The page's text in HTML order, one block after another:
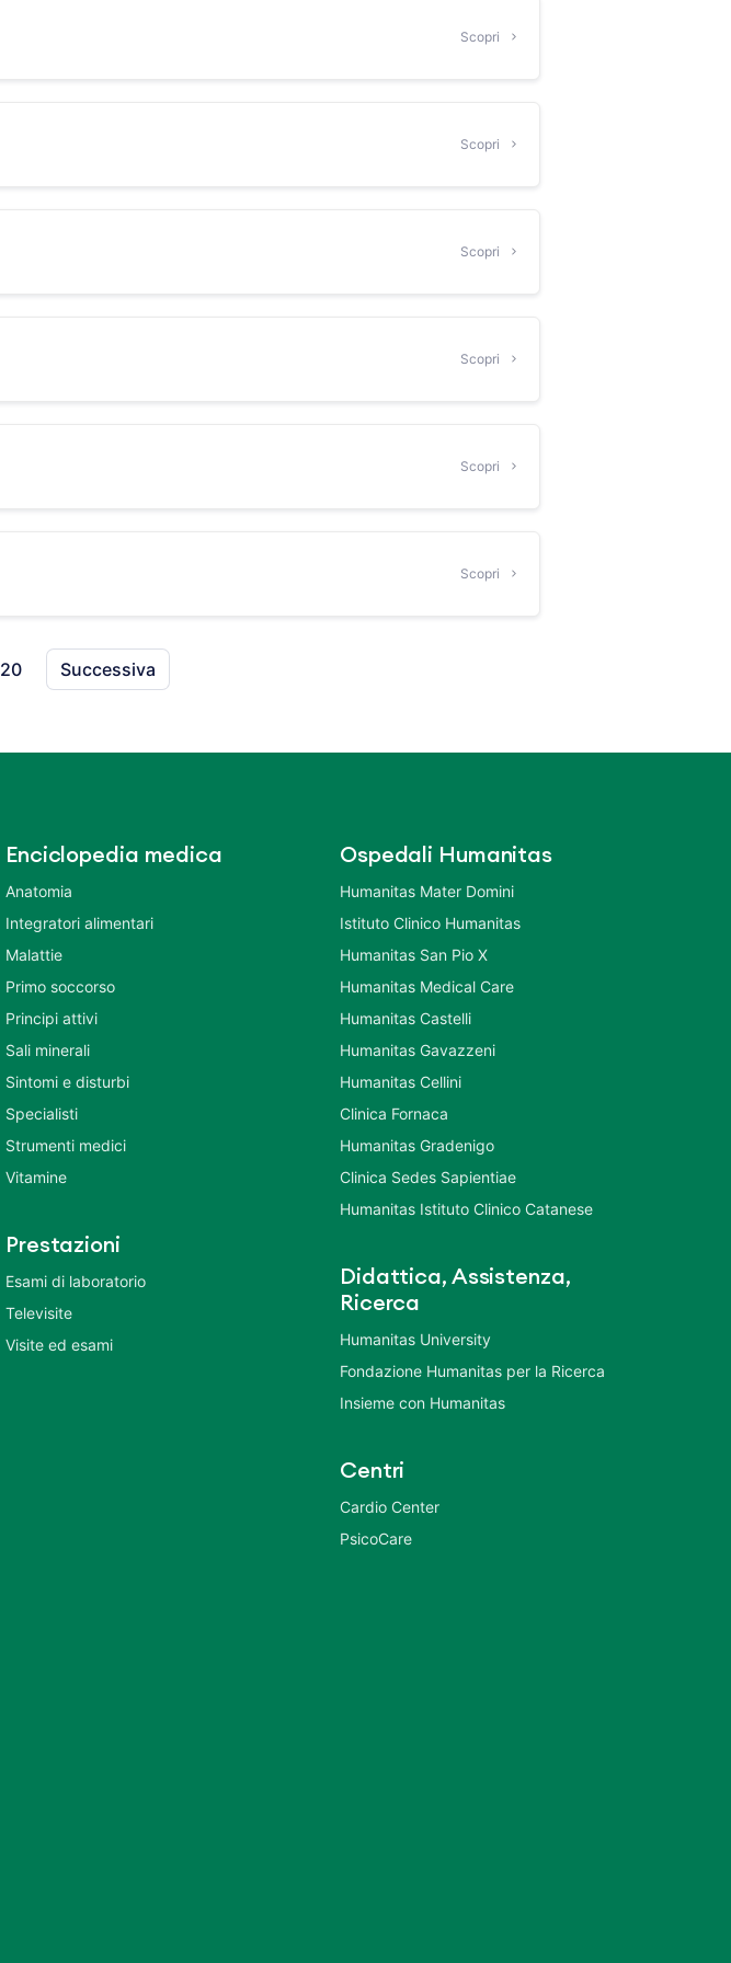
Scopri
Scopri
Scopri
Scopri
Scopri
Scopri
20 Successiva
Enciclopedia medica
Anatomia
Integratori alimentari
Malattie
Primo soccorso
Principi attivi
Sali minerali
Sintomi e disturbi
Specialisti
Strumenti medici
Vitamine
Prestazioni
Esami di laboratorio
Televisite
Visite ed esami
Ospedali Humanitas
Humanitas Mater Domini
Istituto Clinico Humanitas
Humanitas San Pio X
Humanitas Medical Care
Humanitas Castelli
Humanitas Gavazzeni
Humanitas Cellini
Clinica Fornaca
Humanitas Gradenigo
Clinica Sedes Sapientiae
Humanitas Istituto Clinico Catanese
Didattica, Assistenza,
Ricerca
Humanitas University
Fondazione Humanitas per la Ricerca
Insieme con Humanitas
Centri
Cardio Center
PsicoCare